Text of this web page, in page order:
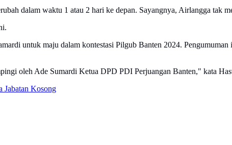
dalam waktu 1 atau 2 hari ke depan. Sayangnya, Airlangga tak
untuk maju dalam kontestasi Pilgub Banten 2024.
oleh Ade Sumardi Ketua DPD PDI Perjuangan Banten," kata
Jabatan Kosong